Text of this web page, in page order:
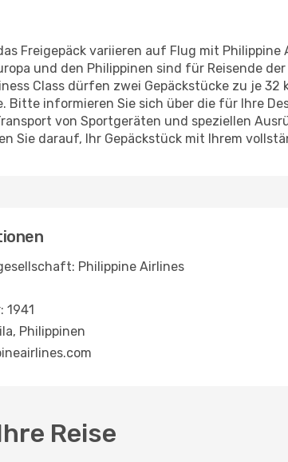
Freigepäck variieren auf Flug mit
und den Philippinen sind für Reisende
Class dürfen zwei Gepäckstücke zu je
Bitte informieren Sie sich über die für Ihre
von Sportgeräten und speziellen
Sie darauf, Ihr Gepäckstück mit Ihrem
Philippine Airlines
1941
Philippinen
Reise